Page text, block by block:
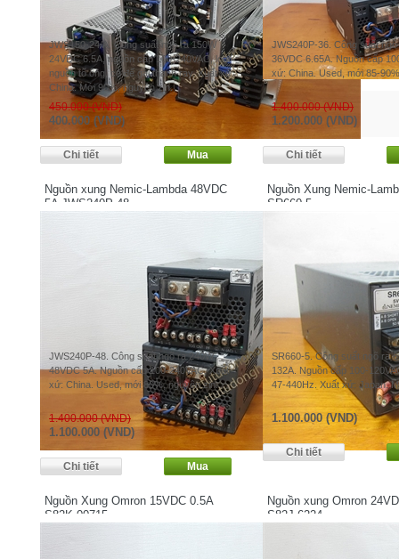
JWS150-24/A. Công suất ngõ ra 150W
24VDC 6.5A, nguồn cấp 100-240VAC, loại
nguồn tổ ông, có đế gài thanh ray. Xuất xứ:
China. Mới 90%, nguyên zin.
450.000 (VND)
400.000 (VND)
JWS240P-36. Công suất
36VDC 6.65A. Nguồn cấp
xứ: China. Used, mới 85-
1.400.000 (VND)
1.200.000 (VND)
Nguồn xung Nemic-Lambda 48VDC
5A JWS240P-48
JWS240P-48. Công suất ngõ ra 240W
48VDC 5A. Nguồn cấp 100-240VAC. Xuất
xứ: China. Used, mới 80%, nguyên zin.
1.400.000 (VND)
1.100.000 (VND)
Nguồn Xung Nemic-
SR660-5
SR660-5. Công suất ngõ ra
132A. Nguồn cấp 100-
47-440Hz. Xuất xứ: Japan.
1.100.000 (VND)
Nguồn Xung Omron 15VDC 0.5A
S82K-00715
Nguồn xung Omron
S82J-6224